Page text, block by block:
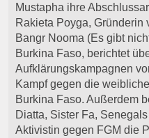
Mustapha ihre
Rakieta Poyga, Gründerin
Bangr Nooma (Es gibt
Burkina Faso, berichtet
Aufklärungskampagnen
Kampf gegen die
Burkina Faso. Außerdem
Diatta, Sister Fa,
Aktivistin gegen FGM die